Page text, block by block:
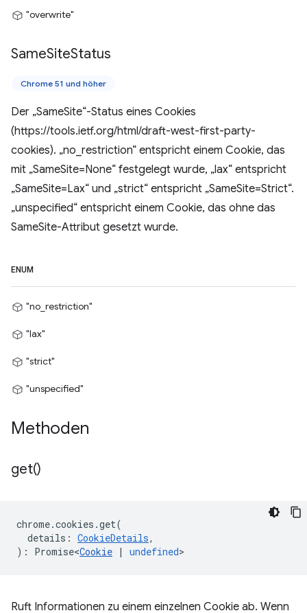
"overwrite"
SameSiteStatus
Chrome 51 und höher
Der „SameSite“-Status eines Cookies
(https://tools.ietf.org/html/draft-west-first-party-
cookies). „no_restriction“ entspricht einem Cookie, das
mit „SameSite=None“ festgelegt wurde, „lax“ entspricht
„SameSite=Lax“ und „strict“ entspricht „SameSite=Strict“.
„unspecified“ entspricht einem Cookie, das ohne das
SameSite-Attribut gesetzt wurde.
ENUM
"no_restriction"
"lax"
"strict"
"unspecified"
Methoden
get()
chrome.cookies .get(
details : CookieDetails,
) : Promise<Cookie | undefined>
Ruft Informationen zu einem einzelnen Cookie ab. Wenn